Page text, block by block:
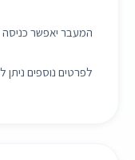
המעבר יאפשר כניסה
לפרטים נוספים